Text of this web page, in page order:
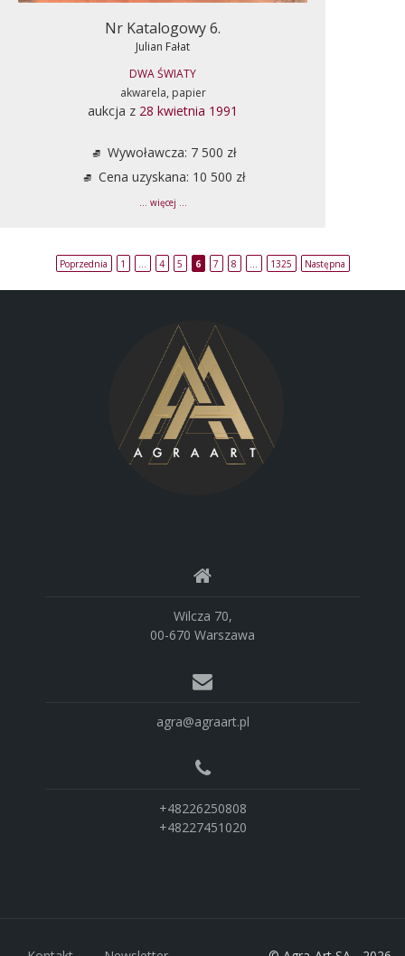
Nr Katalogowy 6.
Julian Fałat
DWA ŚWIATY
akwarela, papier
aukcja z 28 kwietnia 1991
Wywoławcza: 7 500 zł
Cena uzyskana: 10 500 zł
... więcej ...
Poprzednia 1 4 5 6 7 8 1325 Następna
Wilcza 70,
00-670 Warszawa
agra@agraart.pl
+48226250808
+48227451020